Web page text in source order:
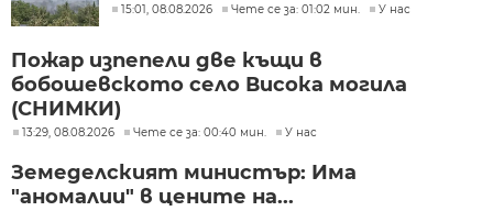
15:01, 08.08.2026 Чете се за: 01:02 мин. У нас
Пожар изпепели две къщи в
бобошевското село Висока могила
(СНИМКИ)
13:29, 08.08.2026 Чете се за: 00:40 мин. У нас
Земеделският министър: Има
"аномалии" в цените на...